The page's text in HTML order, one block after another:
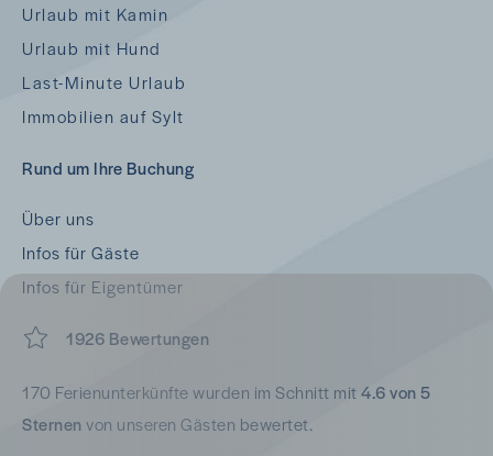
Urlaub mit Kamin
Urlaub mit Hund
Last-Minute Urlaub
Immobilien auf Sylt
Rund um Ihre Buchung
Über uns
Infos für Gäste
Infos für Eigentümer
1926 Bewertungen
170 Ferienunterkünfte wurden im Schnitt mit4.6 von 5
Sternen von unseren Gästen bewertet.